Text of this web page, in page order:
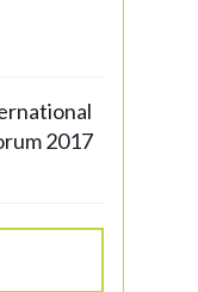
2017